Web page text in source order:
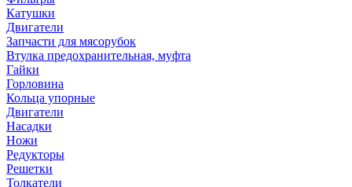
Катушки
Двигатели
Запчасти для мясорубок
Втулка предохранительная, муфта
Гайки
Горловина
Кольца упорные
Двигатели
Насадки
Ножи
Редукторы
Решетки
Толкатели